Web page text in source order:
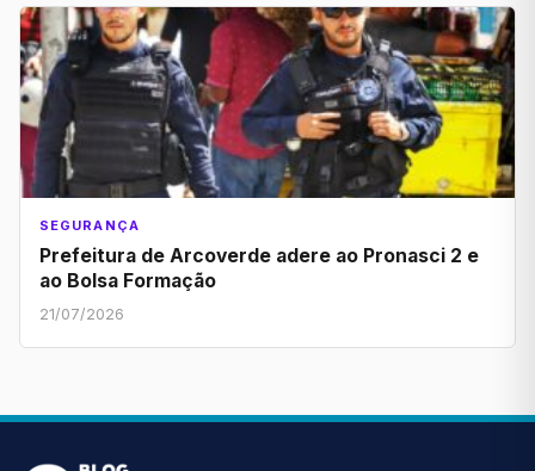
SEGURANÇA
Prefeitura de Arcoverde adere ao Pronasci 2 e
ao Bolsa Formação
21/07/2026